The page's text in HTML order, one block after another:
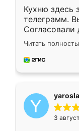
Кухню здесь
телеграмм.
Согласовали
недели
довольны
мебель за
Читать
3